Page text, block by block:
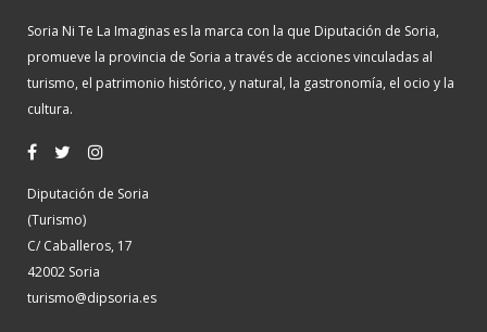
Soria Ni Te La Imaginas es la marca con la que Diputación de Soria,
promueve la provincia de Soria a través de acciones vinculadas al
turismo, el patrimonio histórico, y natural, la gastronomía, el ocio y la
cultura.
Diputación de Soria
(Turismo)
C/ Caballeros, 17
42002 Soria
turismo@dipsoria.es